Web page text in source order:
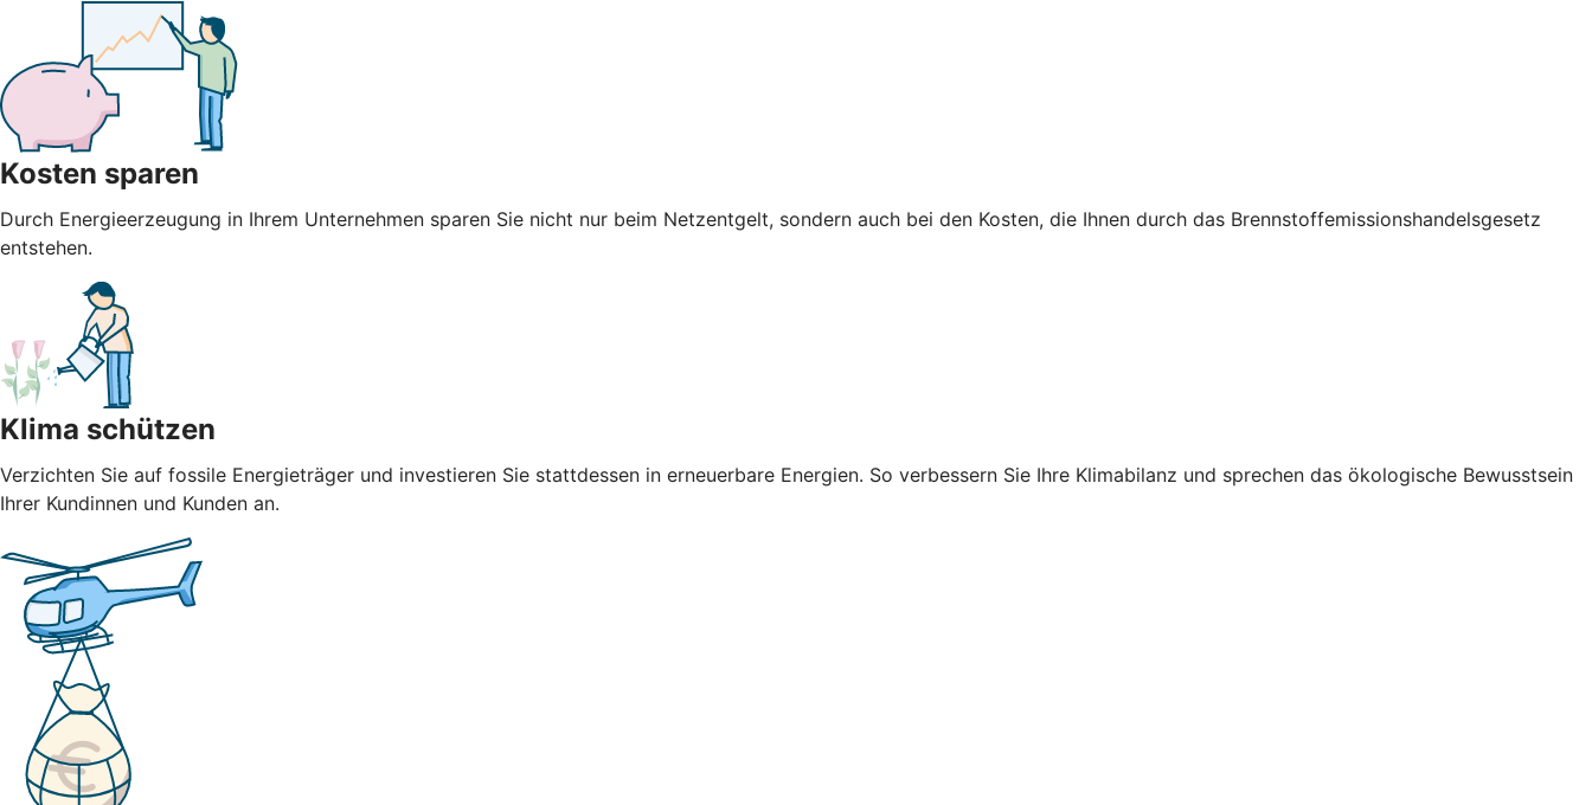
Kosten sparen
Durch Energieerzeugung in Ihrem Unternehmen sparen Sie nicht nur beim Netzentgelt, sondern auch bei den Kosten, die Ihnen durch das Brennstoffemissionshandelsgesetz
entstehen.
Klima schützen
Verzichten Sie auf fossile Energieträger und investieren Sie stattdessen in erneuerbare Energien. So verbessern Sie Ihre Klimabilanz und sprechen das ökologische Bewusstsein
Ihrer Kundinnen und Kunden an.